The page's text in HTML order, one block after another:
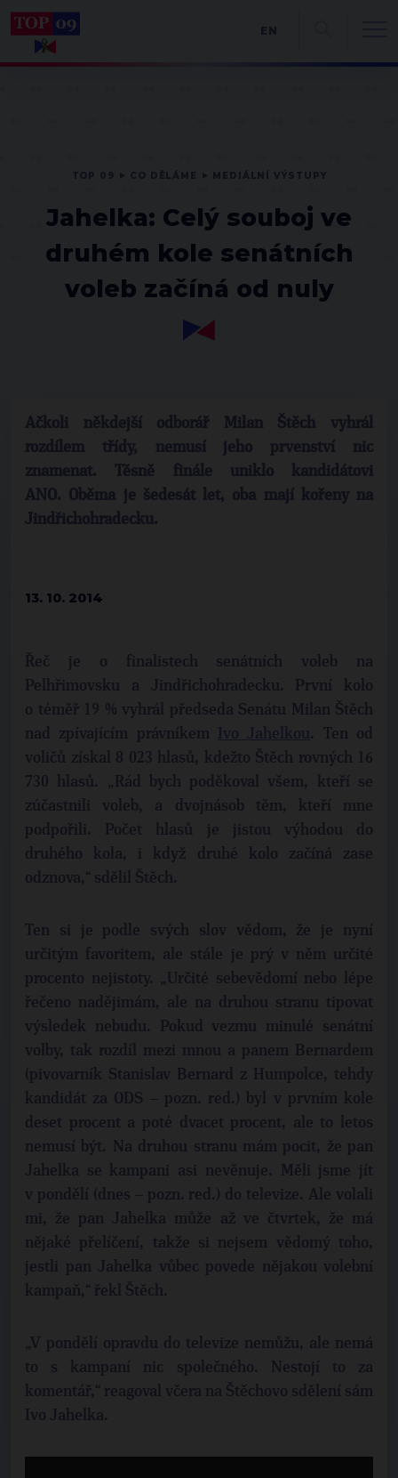
Jahelka: Celý souboj ve
druhém kole senátních
voleb začíná od nuly
Ačkoli někdejší odborář Milan Štěch vyhrál
rozdílem třídy, nemusí jeho prvenství nic
znamenat. Těsně finále uniklo kandidátovi
ANO. Oběma je šedesát let, oba mají kořeny na
Jindřichohradecku.
13. 10. 2014
Řeč je o finalistech senátních voleb na
Pelhřimovsku a Jindřichohradecku. První kolo
o téměř 19 % vyhrál předseda Senátu Milan Štěch
nad zpívajícím právníkem
. Ten od
voličů získal 8 023 hlasů, kdežto Štěch rovných 16
730 hlasů. „Rád bych poděkoval všem, kteří se
zúčastnili voleb, a dvojnásob těm, kteří mne
podpořili. Počet hlasů je jistou výhodou do
druhého kola, i když druhé kolo začíná zase
odznova,“ sdělil Štěch.
Ten si je podle svých slov vědom, že je nyní
určitým favoritem, ale stále je prý v něm určité
procento nejistoty. „Určité sebevědomí nebo lépe
řečeno nadějimám, ale na druhou stranu tipovat
výsledek nebudu. Pokud vezmu minulé senátní
volby, tak rozdíl mezi mnou a panem Bernardem
(pivovarník Stanislav Bernard z Humpolce, tehdy
kandidát za ODS – pozn. red.) byl v prvním kole
deset procent a poté dvacet procent, ale to letos
nemusí být. Na druhou stranu mám pocit, že pan
Jahelka se kampani asi nevěnuje. Měli jsme jít
v pondělí (dnes – pozn. red.) do televize. Ale volali
mi, že pan Jahelka může až ve čtvrtek, že má
nějaké přelíčení, takže si nejsem vědomý toho,
jestli pan Jahelka vůbec povede nějakou volební
kampaň,“ řekl Štěch.
„V pondělí opravdu do televize nemůžu, ale nemá
to s kampaní nic společného. Nestojí to za
komentář,“ reagoval včera na Štěchovo sdělení sám
Ivo Jahelka.